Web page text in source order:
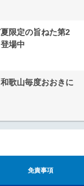
限定の旨ねた第2
場中
歌山毎度おおきに
免責事項